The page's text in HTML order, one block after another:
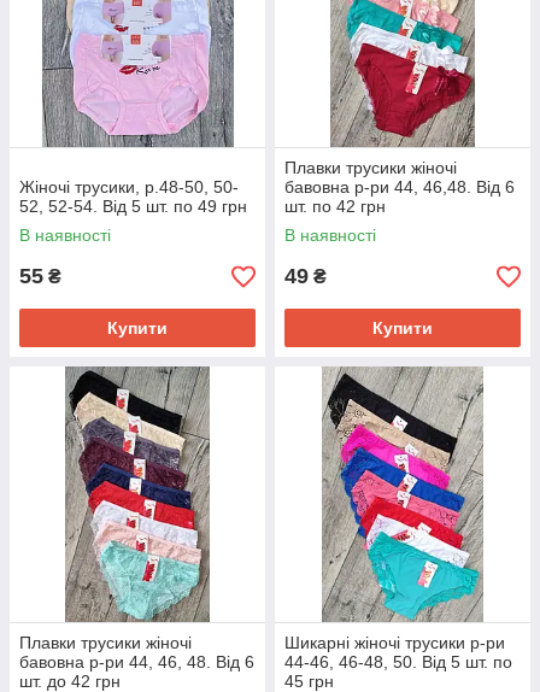
Жіночі трусики, р.48-50, 50-
52, 52-54. Від 5 шт. по 49 грн
В наявності
55 ₴
Купити
Плавки трусики жіночі
бавовна р-ри 44, 46,48. Від 6
шт. по 42 грн
В наявності
49 ₴
Купити
Плавки трусики жіночі
бавовна р-ри 44, 46, 48. Від 6
шт. до 42 грн
Шикарні жіночі трусики р-ри
44-46, 46-48, 50. Від 5 шт. по
45 грн